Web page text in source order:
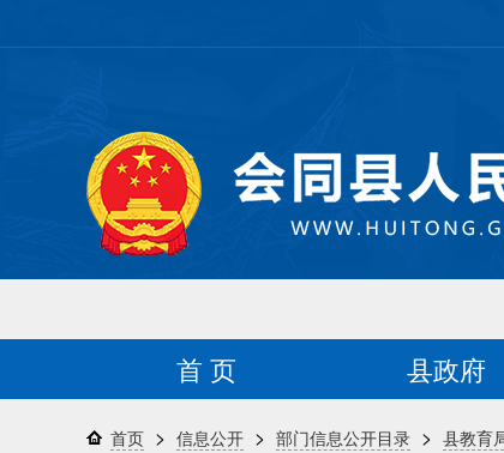
首 页 县政府
首页 > 信息公开 > 部门信息公开目录 > 县教育